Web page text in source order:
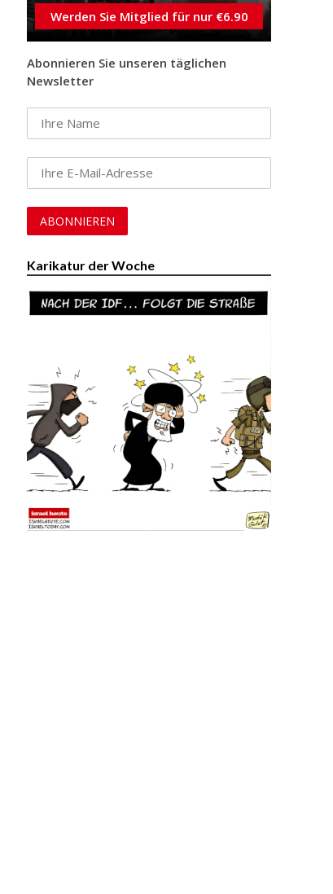
Werden Sie Mitglied für nur €6.90
Abonnieren Sie unseren täglichen
Newsletter
Karikatur der Woche